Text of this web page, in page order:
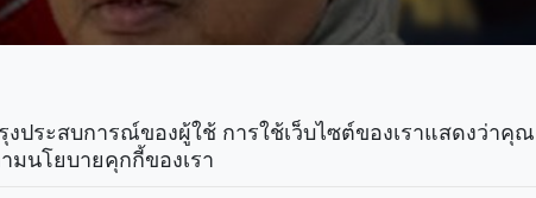
งประสบการณ์ของผู้ใช้ การใช้เว็บไซต์ของเราแสดงว่าคุณ
นโยบายคุกกี้ของเรา